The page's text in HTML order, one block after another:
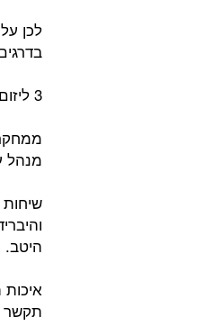
לכן
3 ליזום שיחות תכופות עם העובדים, בפרט עם העובדים המרוחקים:
מנהל
היטב.
תקשר